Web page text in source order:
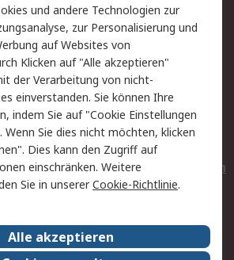
Kontakt
Privatkunden
Datenschutz
Zahlungsbedingungen
Entsorgung
Elektrogeräte/Batterien
RS weltweit
und andere Technologien zur
zur Personalisierung und
auf Websites von
Klicken auf "Alle akzeptieren"
der Verarbeitung von nicht-
einverstanden. Sie können Ihre
indem Sie auf "Cookie Einstellungen
Wenn Sie dies nicht möchten, klicken
Dies kann den Zugriff auf
einschränken. Weitere
Sie in unsererCookie-Richtlinie.
Alle akzeptieren